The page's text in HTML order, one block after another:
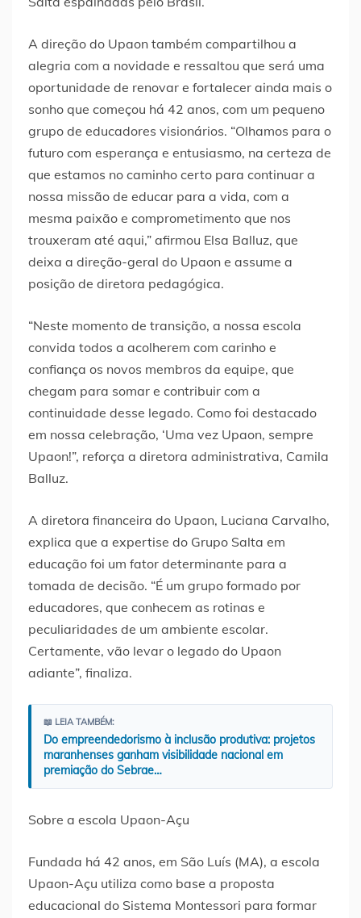
A direção do Upaon também compartilhou a
alegria com a novidade e ressaltou que será uma
oportunidade de renovar e fortalecer ainda mais o
sonho que começou há 42 anos, com um pequeno
grupo de educadores visionários. “Olhamos para o
futuro com esperança e entusiasmo, na certeza de
que estamos no caminho certo para continuar a
nossa missão de educar para a vida, com a
mesma paixão e comprometimento que nos
trouxeram até aqui,” afirmou Elsa Balluz, que
deixa a direção-geral do Upaon e assume a
posição de diretora pedagógica.
“Neste momento de transição, a nossa escola
convida todos a acolherem com carinho e
confiança os novos membros da equipe, que
chegam para somar e contribuir com a
continuidade desse legado. Como foi destacado
em nossa celebração, ‘Uma vez Upaon, sempre
Upaon!”, reforça a diretora administrativa, Camila
Balluz.
A diretora financeira do Upaon, Luciana Carvalho,
explica que a expertise do Grupo Salta em
educação foi um fator determinante para a
tomada de decisão. “É um grupo formado por
educadores, que conhecem as rotinas e
peculiaridades de um ambiente escolar.
Certamente, vão levar o legado do Upaon
adiante”, finaliza.
📖 LEIA TAMBÉM:
Do empreendedorismo à inclusão produtiva: projetos
maranhenses ganham visibilidade nacional em
premiação do Sebrae…
Sobre a escola Upaon-Açu
Fundada há 42 anos, em São Luís (MA), a escola
Upaon-Açu utiliza como base a proposta
educacional do Sistema Montessori para formar